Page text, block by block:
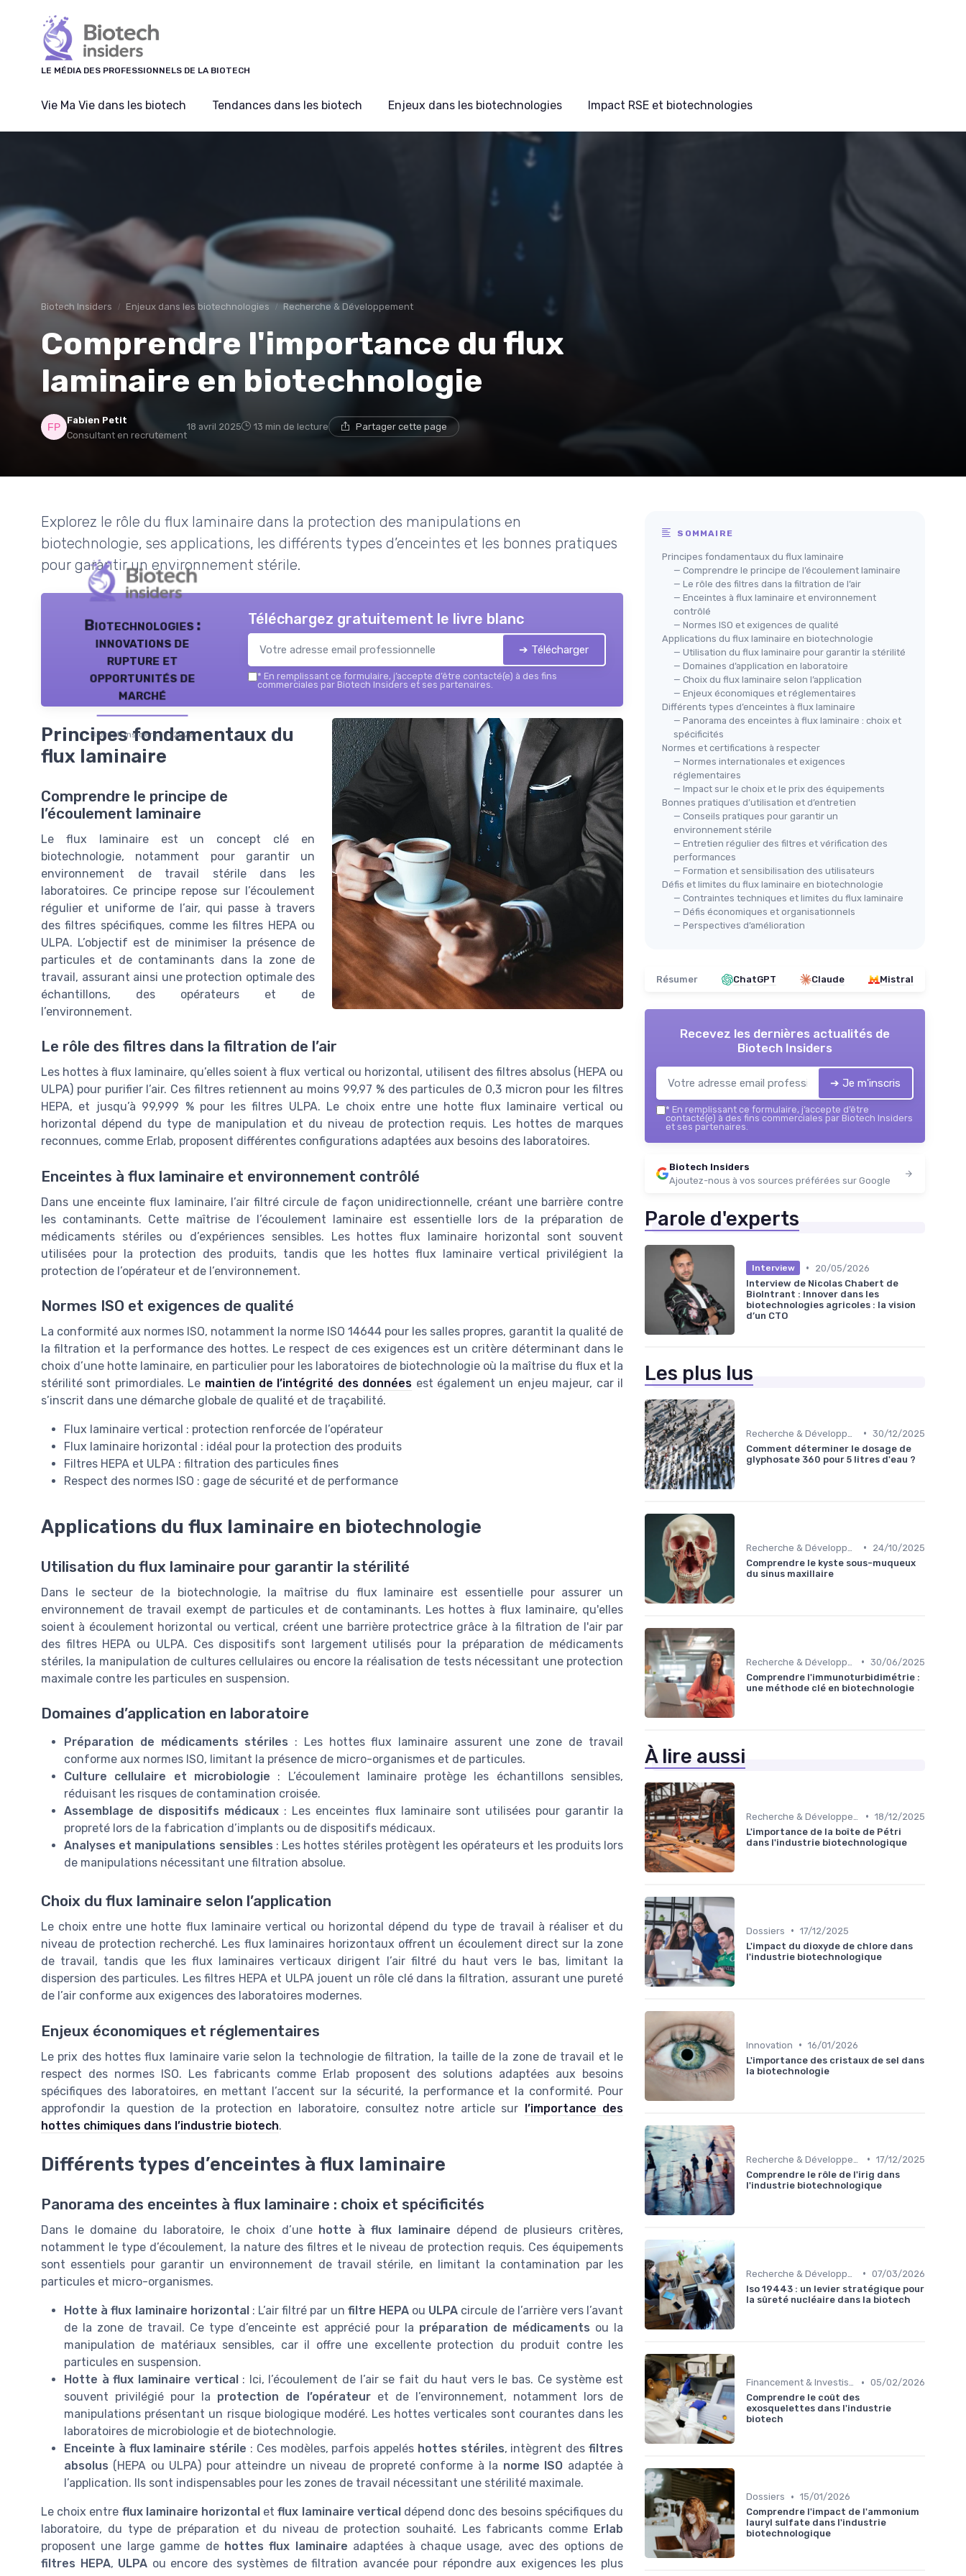
LE MÉDIA DES PROFESSIONNELS DE LA BIOTECH
Vie Ma Vie dans les biotech Tendances dans les biotech Enjeux dans les biotechnologies Impact RSE et biotechnologies
Biotech Insiders Enjeux dans les biotechnologies Recherche & Développement
Comprendre l'importance du flux
laminaire en biotechnologie
Fabien Petit
Consultant en recrutement
18 avril 2025 13 min de lecture Partager cette page
Explorez le rôle du flux laminaire dans la protection des manipulations en
biotechnologie, ses applications, les différents types d’enceintes et les bonnes pratiques
pour garantir un environnement stérile.
Biotechnologies :
innovations de
rupture et
opportunités de
marché
Biotech Insiders — 2026
Téléchargez gratuitement le livre blanc
➔ Télécharger
* En remplissant ce formulaire, j’accepte d’être contacté(e) à des fins
commerciales par Biotech Insiders et ses partenaires.
Principes fondamentaux du
flux laminaire
Comprendre le principe de
l’écoulement laminaire
Le flux laminaire est un concept clé en
biotechnologie, notamment pour garantir un
environnement de travail stérile dans les
laboratoires. Ce principe repose sur l’écoulement
régulier et uniforme de l’air, qui passe à travers
des filtres spécifiques, comme les filtres HEPA ou
ULPA. L’objectif est de minimiser la présence de
particules et de contaminants dans la zone de
travail, assurant ainsi une protection optimale des
échantillons, des opérateurs et de
l’environnement.
Le rôle des filtres dans la filtration de l’air
Les hottes à flux laminaire, qu’elles soient à flux vertical ou horizontal, utilisent des filtres absolus (HEPA ou
ULPA) pour purifier l’air. Ces filtres retiennent au moins 99,97 % des particules de 0,3 micron pour les filtres
HEPA, et jusqu’à 99,999 % pour les filtres ULPA. Le choix entre une hotte flux laminaire vertical ou
horizontal dépend du type de manipulation et du niveau de protection requis. Les hottes de marques
reconnues, comme Erlab, proposent différentes configurations adaptées aux besoins des laboratoires.
Enceintes à flux laminaire et environnement contrôlé
Dans une enceinte flux laminaire, l’air filtré circule de façon unidirectionnelle, créant une barrière contre
les contaminants. Cette maîtrise de l’écoulement laminaire est essentielle lors de la préparation de
médicaments stériles ou d’expériences sensibles. Les hottes flux laminaire horizontal sont souvent
utilisées pour la protection des produits, tandis que les hottes flux laminaire vertical privilégient la
protection de l’opérateur et de l’environnement.
Normes ISO et exigences de qualité
La conformité aux normes ISO, notamment la norme ISO 14644 pour les salles propres, garantit la qualité de
la filtration et la performance des hottes. Le respect de ces exigences est un critère déterminant dans le
choix d’une hotte laminaire, en particulier pour les laboratoires de biotechnologie où la maîtrise du flux et la
stérilité sont primordiales. Le maintien de l’intégrité des données est également un enjeu majeur, car il
s’inscrit dans une démarche globale de qualité et de traçabilité.
Flux laminaire vertical : protection renforcée de l’opérateur
Flux laminaire horizontal : idéal pour la protection des produits
Filtres HEPA et ULPA : filtration des particules fines
Respect des normes ISO : gage de sécurité et de performance
Applications du flux laminaire en biotechnologie
Utilisation du flux laminaire pour garantir la stérilité
Dans le secteur de la biotechnologie, la maîtrise du flux laminaire est essentielle pour assurer un
environnement de travail exempt de particules et de contaminants. Les hottes à flux laminaire, qu'elles
soient à écoulement horizontal ou vertical, créent une barrière protectrice grâce à la filtration de l'air par
des filtres HEPA ou ULPA. Ces dispositifs sont largement utilisés pour la préparation de médicaments
stériles, la manipulation de cultures cellulaires ou encore la réalisation de tests nécessitant une protection
maximale contre les particules en suspension.
Domaines d’application en laboratoire
Préparation de médicaments stériles : Les hottes flux laminaire assurent une zone de travail
conforme aux normes ISO, limitant la présence de micro-organismes et de particules.
Culture cellulaire et microbiologie : L’écoulement laminaire protège les échantillons sensibles,
réduisant les risques de contamination croisée.
Assemblage de dispositifs médicaux : Les enceintes flux laminaire sont utilisées pour garantir la
propreté lors de la fabrication d’implants ou de dispositifs médicaux.
Analyses et manipulations sensibles : Les hottes stériles protègent les opérateurs et les produits lors
de manipulations nécessitant une filtration absolue.
Choix du flux laminaire selon l’application
Le choix entre une hotte flux laminaire vertical ou horizontal dépend du type de travail à réaliser et du
niveau de protection recherché. Les flux laminaires horizontaux offrent un écoulement direct sur la zone
de travail, tandis que les flux laminaires verticaux dirigent l’air filtré du haut vers le bas, limitant la
dispersion des particules. Les filtres HEPA et ULPA jouent un rôle clé dans la filtration, assurant une pureté
de l’air conforme aux exigences des laboratoires modernes.
Enjeux économiques et réglementaires
Le prix des hottes flux laminaire varie selon la technologie de filtration, la taille de la zone de travail et le
respect des normes ISO. Les fabricants comme Erlab proposent des solutions adaptées aux besoins
spécifiques des laboratoires, en mettant l’accent sur la sécurité, la performance et la conformité. Pour
approfondir la question de la protection en laboratoire, consultez notre article sur l’importance des
hottes chimiques dans l’industrie biotech.
Différents types d’enceintes à flux laminaire
Panorama des enceintes à flux laminaire : choix et spécificités
Dans le domaine du laboratoire, le choix d’une hotte à flux laminaire dépend de plusieurs critères,
notamment le type d’écoulement, la nature des filtres et le niveau de protection requis. Ces équipements
sont essentiels pour garantir un environnement de travail stérile, en limitant la contamination par les
particules et micro-organismes.
Hotte à flux laminaire horizontal: L’air filtré par un filtre HEPAou ULPA circule de l’arrière vers l’avant
de la zone de travail. Ce type d’enceinte est apprécié pour la préparation de médicaments ou la
manipulation de matériaux sensibles, car il offre une excellente protection du produit contre les
particules en suspension.
Hotte à flux laminaire vertical: Ici, l’écoulement de l’air se fait du haut vers le bas. Ce système est
souvent privilégié pour la protection de l’opérateuret de l’environnement, notamment lors de
manipulations présentant un risque biologique modéré. Les hottes verticales sont courantes dans les
laboratoires de microbiologie et de biotechnologie.
Enceinte à flux laminaire stérile : Ces modèles, parfois appelés hottes stériles, intègrent desfiltres
absolus (HEPA ou ULPA) pour atteindre un niveau de propreté conforme à la norme ISO adaptée à
l’application. Ils sont indispensables pour les zones de travail nécessitant une stérilité maximale.
Le choix entre flux laminaire horizontal etflux laminaire verticaldépend donc des besoins spécifiques du
laboratoire, du type de préparation et du niveau de protection souhaité. Les fabricants comme Erlab
proposent une large gamme de hottes flux laminaire adaptées à chaque usage, avec des options de
filtres HEPA, ULPA ou encore des systèmes de filtration avancée pour répondre aux exigences les plus
SOMMAIRE
Principes fondamentaux du flux laminaire
— Comprendre le principe de l’écoulement laminaire
— Le rôle des filtres dans la filtration de l’air
— Enceintes à flux laminaire et environnement
contrôlé
— Normes ISO et exigences de qualité
Applications du flux laminaire en biotechnologie
— Utilisation du flux laminaire pour garantir la stérilité
— Domaines d’application en laboratoire
— Choix du flux laminaire selon l’application
— Enjeux économiques et réglementaires
Différents types d’enceintes à flux laminaire
— Panorama des enceintes à flux laminaire : choix et
spécificités
Normes et certifications à respecter
— Normes internationales et exigences
réglementaires
— Impact sur le choix et le prix des équipements
Bonnes pratiques d’utilisation et d’entretien
— Conseils pratiques pour garantir un
environnement stérile
— Entretien régulier des filtres et vérification des
performances
— Formation et sensibilisation des utilisateurs
Défis et limites du flux laminaire en biotechnologie
— Contraintes techniques et limites du flux laminaire
— Défis économiques et organisationnels
— Perspectives d’amélioration
Résumer ChatGPT Claude Mistral
Recevez les dernières actualités de
Biotech Insiders
➔ Je m'inscris
* En remplissant ce formulaire, j’accepte d’être
contacté(e) à des fins commerciales par Biotech Insiders
et ses partenaires.
Biotech Insiders
Ajoutez-nous à vos sources préférées sur Google
Parole d'experts
Interview •
20/05/2026
Interview de Nicolas Chabert de
BioIntrant : Innover dans les
biotechnologies agricoles : la vision
d’un CTO
Les plus lus
• 30/12/2025
Comment déterminer le dosage de
glyphosate 360 pour 5 litres d'eau ?
•
24/10/2025
Comprendre le kyste sous-muqueux
du sinus maxillaire
• 30/06/2025
Comprendre l'immunoturbidimétrie :
une méthode clé en biotechnologie
À lire aussi
• 18/12/2025
L'importance de la boîte de Pétri
dans l'industrie biotechnologique
Dossiers • 17/12/2025
L'impact du dioxyde de chlore dans
l'industrie biotechnologique
Innovation • 16/01/2026
L'importance des cristaux de sel dans
la biotechnologie
• 17/12/2025
Comprendre le rôle de l'irig dans
l'industrie biotechnologique
• 07/03/2026
Iso 19443 : un levier stratégique pour
la sûreté nucléaire dans la biotech
Financement & Investissements • 05/02/2026
Comprendre le coût des
exosquelettes dans l'industrie
biotech
Dossiers • 15/01/2026
Comprendre l'impact de l'ammonium
lauryl sulfate dans l'industrie
biotechnologique